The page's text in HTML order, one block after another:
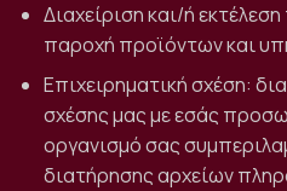
Διαχείριση και/ή
παροχή προϊόντων και
Επιχειρηματική σχέση:
σχέσης μας με εσάς
οργανισμό σας
διατήρησης αρχείων